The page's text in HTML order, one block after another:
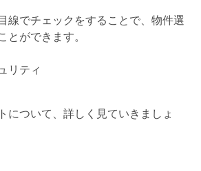
線でチェックをすることで、物件選
とができます。
リティ
について、詳しく見ていきましょ